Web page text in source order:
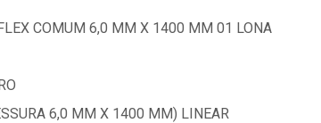
COMUM 6,0 MM X 1400 MM 01 LONA
6,0 MM X 1400 MM) LINEAR